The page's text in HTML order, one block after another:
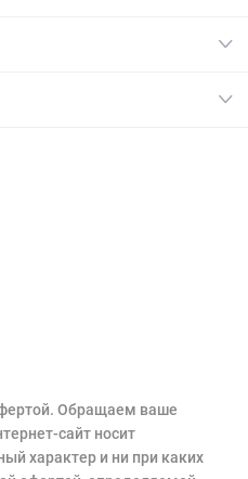
Обращаем ваше
сайт носит
характер и ни при каких